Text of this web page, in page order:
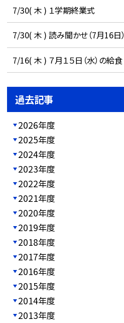
7/30( 木 ) １学期終業式
7/30( 木 ) 読み聞かせ（7月16日）
7/16( 木 ) ７月１５日（水）の給食
過去記事
2026年度
2025年度
2024年度
2023年度
2022年度
2021年度
2020年度
2019年度
2018年度
2017年度
2016年度
2015年度
2014年度
2013年度